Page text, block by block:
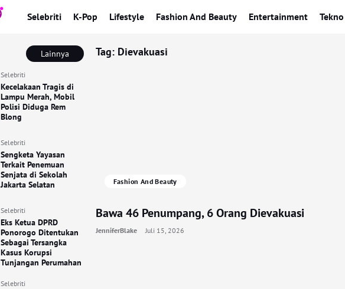
Selebriti K-Pop Lifestyle Fashion And Beauty Entertainment Tekno
Lainnya
Selebriti
Kecelakaan Tragis di
Lampu Merah, Mobil
Polisi Diduga Rem
Blong
Selebriti
Sengketa Yayasan
Terkait Penemuan
Senjata di Sekolah
Jakarta Selatan
Selebriti
Eks Ketua DPRD
Ponorogo Ditentukan
Sebagai Tersangka
Kasus Korupsi
Tunjangan Perumahan
Selebriti
Tag: Dievakuasi
Fashion And Beauty
Bawa 46 Penumpang, 6 Orang Dievakuasi
JenniferBlake Juli 15, 2026